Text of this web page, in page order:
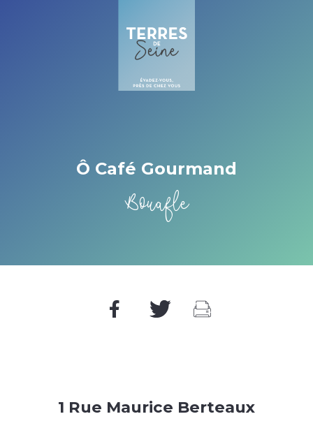
Ô Café Gourmand
Bouafle
1 Rue Maurice Berteaux